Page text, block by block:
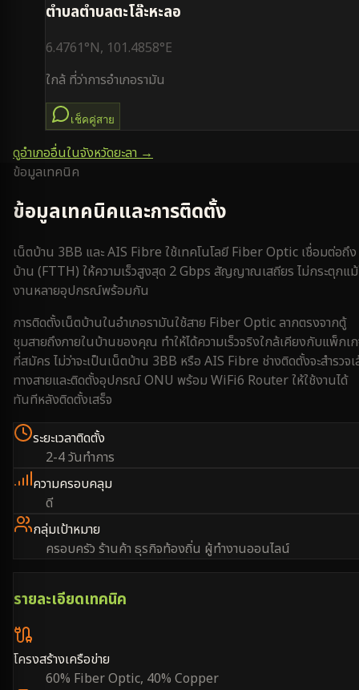
ตำบลตำบลตะโล๊ะหะลอ
6.4761°N, 101.4858°E
ใกล้ ที่ว่าการอำเภอรามัน
เช็คคู่สาย
ดูอำเภออื่นในจังหวัดยะลา→
ข้อมูลเทคนิค
ข้อมูลเทคนิคและการติดตั้ง
เน็ตบ้าน 3BB และ AIS Fibre ใช้เทคโนโลยี Fiber Optic เชื่อมต่อถึง
บ้าน (FTTH) ให้ความเร็วสูงสุด 2 Gbps สัญญาณเสถียร ไม่กระตุกแ
งานหลายอุปกรณ์พร้อมกัน
การติดตั้งเน็ตบ้านในอำเภอรามันใช้สาย Fiber Optic ลากตรงจากตู้
ชุมสายถึงภายในบ้านของคุณ ทำให้ได้ความเร็วจริงใกล้เคียงกับแพ็กเ
ที่สมัคร ไม่ว่าจะเป็นเน็ตบ้าน 3BB หรือ AIS Fibre ช่างติดตั้งจะสำรวจ
ทางสายและติดตั้งอุปกรณ์ ONU พร้อม WiFi6 Router ให้ใช้งานได้
ทันทีหลังติดตั้งเสร็จ
ระยะเวลาติดตั้ง
2-4 วันทำการ
ความครอบคลุม
ดี
กลุ่มเป้าหมาย
ครอบครัว ร้านค้า ธุรกิจท้องถิ่น ผู้ทำงานออนไลน์
รายละเอียดเทคนิค
โครงสร้างเครือข่าย
60% Fiber Optic, 40% Copper